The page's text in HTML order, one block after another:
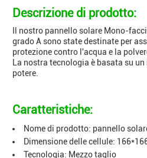
Descrizione di prodotto:
Il nostro pannello solare Mono-
grado A sono state destinate per
protezione contro l'acqua e la
La nostra tecnologia è basata su
potere.
Caratteristiche:
Nome di prodotto: pannello
Dimensione delle cellule:
Tecnologia: Mezzo taglio